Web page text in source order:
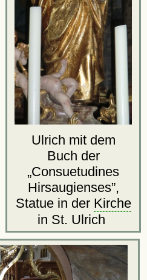
Ulrich mit dem
Buch der
Consuetudines
Hirsaugienses ,
Statue in der Kirche
in St. Ulrich